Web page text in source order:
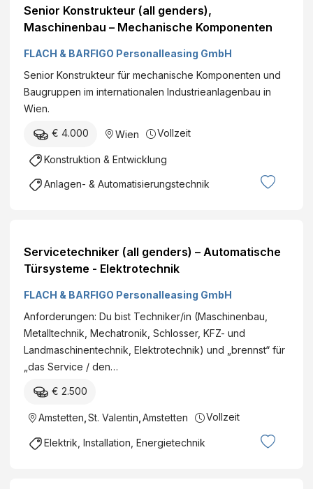
Senior Konstrukteur (all genders),
Maschinenbau – Mechanische Komponenten
FLACH & BARFIGO Personalleasing GmbH
Senior Konstrukteur für mechanische Komponenten und
Baugruppen im internationalen Industrieanlagenbau in
Wien.
€ 4.000 Wien Vollzeit
Konstruktion & Entwicklung
Anlagen- & Automatisierungstechnik
Servicetechniker (all genders) – Automatische
Türsysteme - Elektrotechnik
FLACH & BARFIGO Personalleasing GmbH
Anforderungen: Du bist Techniker/in (Maschinenbau,
Metalltechnik, Mechatronik, Schlosser, KFZ- und
Landmaschinentechnik, Elektrotechnik) und „brennst“ für
„das Service / den…
€ 2.500
Amstetten St. Valentin Amstetten Vollzeit
Elektrik, Installation, Energietechnik